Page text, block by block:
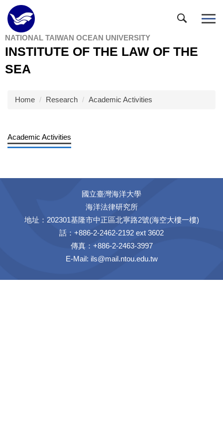
Jump
to
the
main
content
NATIONAL TAIWAN OCEAN UNIVERSITY
INSTITUTE OF THE LAW OF THE
SEA
Home Research Academic Activities
Academic Activities
國立臺灣海洋大學
海洋法律研究所
地址：202301基隆市中正區北寧路2號(海空大樓一樓)
話：+886-2-2462-2192 ext 3602
傳真：+886-2-2463-3997
E-Mail: ils@mail.ntou.edu.tw